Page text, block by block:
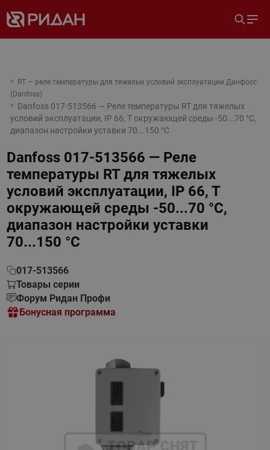
RT — реле температуры для тяжелых условий эксплуатации Данфосс
(Danfoss)
Danfoss 017-513566 — Реле температуры RT для тяжелых
условий эксплуатации, IP 66, T окружающей среды -50...70 °C,
диапазон настройки уставки 70...150 °C
Danfoss 017-513566 — Реле
температуры RT для тяжелых
условий эксплуатации, IP 66, T
окружающей среды -50...70 °C,
диапазон настройки уставки
70...150 °C
017-513566
Товары серии
Форум Ридан Профи
Бонусная программа